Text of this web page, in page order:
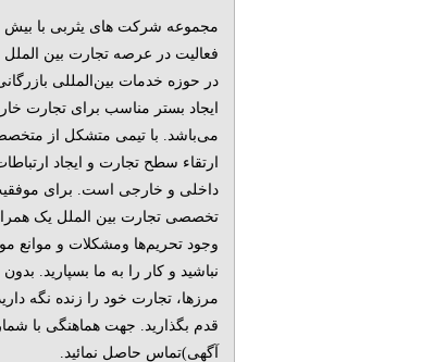
فعالیت در عرصه تجارت بین
در حوزه خدمات بین‌المللی
ایجاد بستر مناسب برای تجارت
می‌باشد. با تیمی متشکل از
ارتقاء سطح تجارت و ایجاد
داخلی و خارجی است. برای موفقیت
تخصصی تجارت بین الملل یک
وجود تحریم‌ها ومشکلات و موانع
نباشید و کار را به ما بسپارید.
مرزها، تجارت خود را زنده نگه
قدم بگذارید. جهت هماهنگی با
آگهی)تماس حاصل نمائید.